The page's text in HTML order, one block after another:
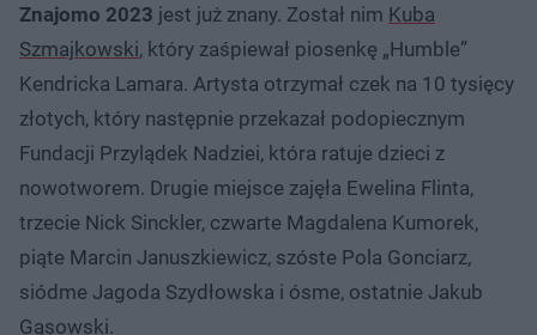
Znajomo 2023 jest już znany. Został nim Kuba
Szmajkowski, który zaśpiewał piosenkę „Humble”
Kendricka Lamara. Artysta otrzymał czek na 10 tysięcy
złotych, który następnie przekazał podopiecznym
Fundacji Przylądek Nadziei, która ratuje dzieci z
nowotworem. Drugie miejsce zajęła Ewelina Flinta,
trzecie Nick Sinckler, czwarte Magdalena Kumorek,
piąte Marcin Januszkiewicz, szóste Pola Gonciarz,
siódme Jagoda Szydłowska i ósme, ostatnie Jakub
Gąsowski.